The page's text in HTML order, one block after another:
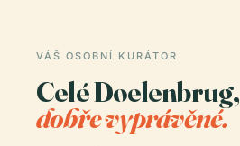
VÁŠ OSOBNÍ KURÁTOR
Celé Doelenbrug,
dobře vyprávěné.